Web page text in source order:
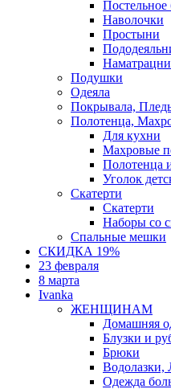
Постельное
Наволочки
Простыни
Подушки
Одеяла
Покрывала,
Полотенца,
Для кухни
Махровые
Полотенца
Уголок
Скатерти
Скатерти
Наборы со
Спальные мешки
СКИДКА 19%
23 февраля
8 марта
Ivanka
ЖЕНЩИНАМ
Домашняя
Блузки и
Брюки
Водолазки,
Одежда